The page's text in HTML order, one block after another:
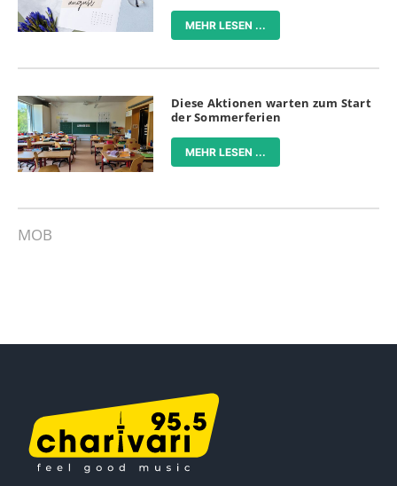
MEHR LESEN ...
Diese Aktionen warten zum Start
der Sommerferien
MEHR LESEN ...
MOB